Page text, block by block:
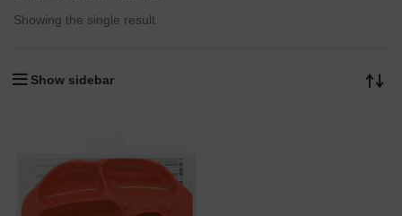
Showing the single result
Show sidebar